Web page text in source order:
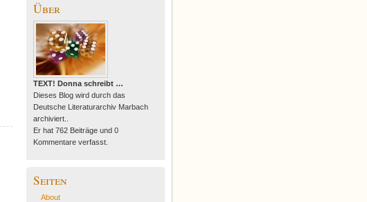
Über
TEXT! Donna schreibt …
Dieses Blog wird durch das
Deutsche Literaturarchiv Marbach
archiviert..
Er hat 762 Beiträge und 0
Kommentare verfasst.
Seiten
About